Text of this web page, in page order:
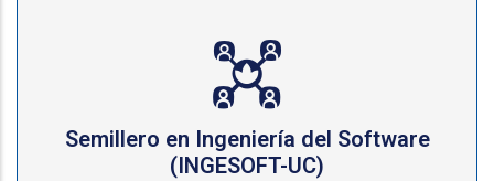
Semillero en Ingeniería del Software
(INGESOFT-UC)